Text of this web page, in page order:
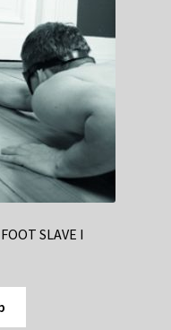
SLAVE I